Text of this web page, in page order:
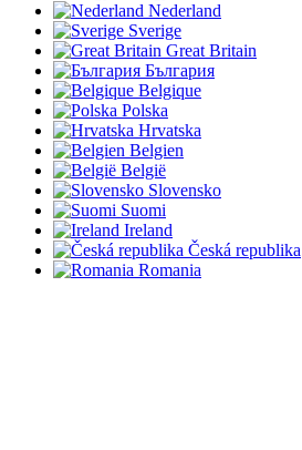
Nederland
Sverige
Great Britain
България
Belgique
Polska
Hrvatska
Belgien
België
Slovensko
Suomi
Ireland
Česká republika
Romania